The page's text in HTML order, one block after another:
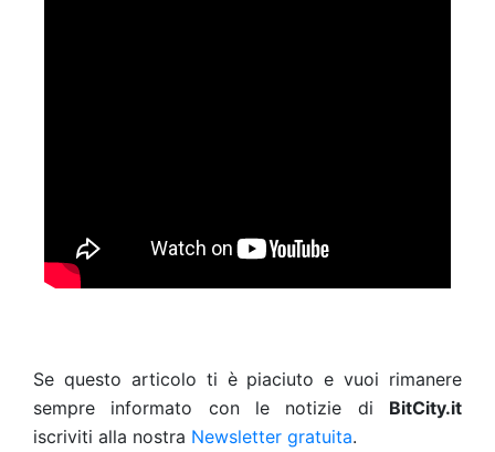
Se questo articolo ti è piaciuto e vuoi rimanere
sempre informato con le notizie di BitCity.it
iscriviti alla nostra Newsletter gratuita.